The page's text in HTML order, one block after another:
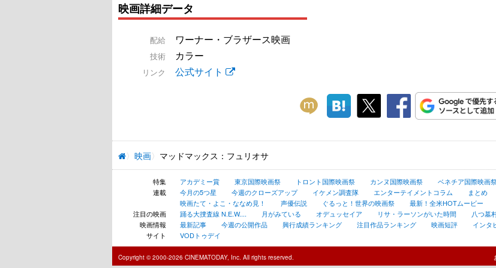
映画詳細データ
配給 ワーナー・ブラザース映画
技術 カラー
リンク 公式サイト
映画 マッドマックス：フュリオサ
特集 アカデミー賞 東京国際映画祭 トロント国際映画祭 カンヌ国際映画祭 ベネチア国際映画
連載
今月の5つ星 今週のクローズアップ イケメン調査隊 エンターテイメントコラム
まとめ
映画たて・よこ・ななめ見！
声優伝説 ぐるっと！世界の映画祭
最新！全米HOTムービー
注目の映画
踊る大捜査線 N.E.W.... 月がみている オデュッセイア リサ・ラーソンがいた時間
八つ墓
映画情報
最新記事 今週の公開作品 興行成績ランキング 注目作品ランキング 映画短評 インタ
サイト
VODトゥデイ
Copyright © 2000-2026 CINEMATODAY, Inc. All rights reserved.